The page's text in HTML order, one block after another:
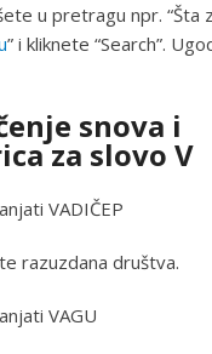
u pretragu npr. “Šta
” i kliknete “Search”.
snova i
za slovo V
VADIČEP
razuzdana društva.
VAGU